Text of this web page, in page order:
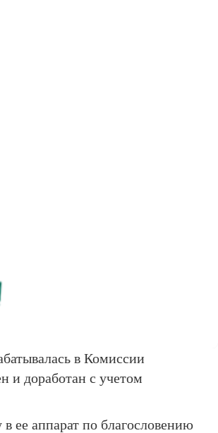
в Комиссии
и доработан с учетом
ее аппарат по благословению